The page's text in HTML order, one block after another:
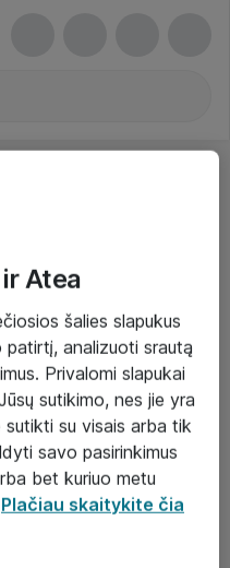
Atea
šalies slapukus
analizuoti srautą
Privalomi slapukai
sutikimo, nes jie yra
sutikti su visais arba tik
savo pasirinkimus
bet kuriuo metu
Plačiau skaitykite čia